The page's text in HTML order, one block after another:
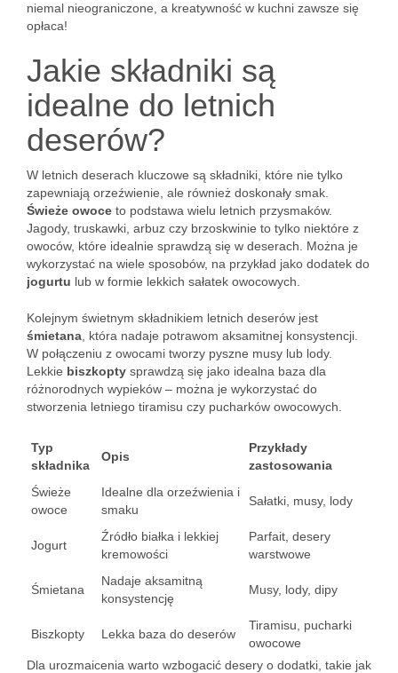
niemal nieograniczone, a kreatywność w kuchni zawsze się
opłaca!
Jakie składniki są
idealne do letnich
deserów?
W letnich deserach kluczowe są składniki, które nie tylko
zapewniają orzeźwienie, ale również doskonały smak.
Świeże owoce to podstawa wielu letnich przysmaków.
Jagody, truskawki, arbuz czy brzoskwinie to tylko niektóre z
owoców, które idealnie sprawdzą się w deserach. Można je
wykorzystać na wiele sposobów, na przykład jako dodatek do
jogurtu lub w formie lekkich sałatek owocowych.
Kolejnym świetnym składnikiem letnich deserów jest
śmietana , która nadaje potrawom aksamitnej konsystencji.
W połączeniu z owocami tworzy pyszne musy lub lody.
Lekkie biszkopty sprawdzą się jako idealna baza dla
różnorodnych wypieków – można je wykorzystać do
stworzenia letniego tiramisu czy pucharków owocowych.
Typ
składnika
Opis
Przykłady
zastosowania
Świeże
owoce
Idealne dla orzeźwienia i
smaku
Sałatki, musy, lody
Jogurt
Źródło białka i lekkiej
kremowości
Parfait, desery
warstwowe
Śmietana
Nadaje aksamitną
konsystencję
Musy, lody, dipy
Biszkopty Lekka baza do deserów
Tiramisu, pucharki
owocowe
Dla urozmaicenia warto wzbogacić desery o dodatki, takie jak